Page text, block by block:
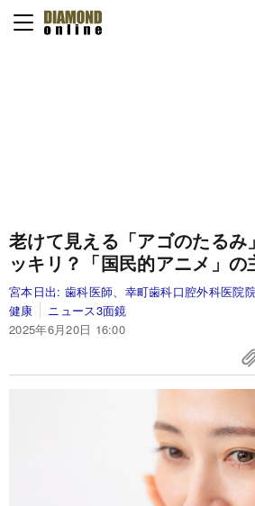
老けて見える「アゴのたるみ
ッキリ？「国民的アニメ」の
宮本日出: 歯科医師、幸町歯科口腔外科医院
健康
ニュース3面鏡
2025年6月20日 16:00